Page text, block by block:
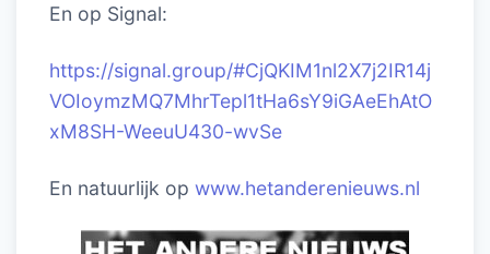
En op Signal:
https://signal.group/#CjQKIM1nl2X7j2IR14j
VOIoymzMQ7MhrTepl1tHa6sY9iGAeEhAtO
xM8SH-WeeuU430-wvSe
En natuurlijk op www.hetanderenieuws.nl